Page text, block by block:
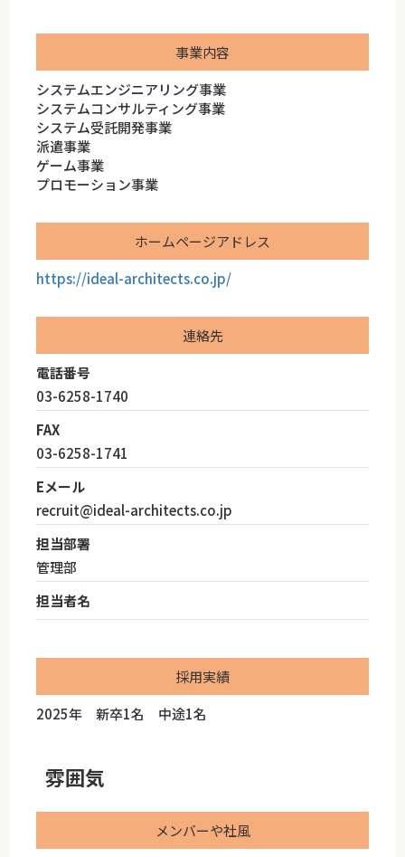
事業内容
システムエンジニアリング事業
システムコンサルティング事業
システム受託開発事業
派遣事業
ゲーム事業
プロモーション事業
ホームページアドレス
https://ideal-architects.co.jp/
連絡先
電話番号
03-6258-1740
FAX
03-6258-1741
Eメール
recruit@ideal-architects.co.jp
担当部署
管理部
担当者名
採用実績
2025年 新卒1名 中途1名
雰囲気
メンバーや社風